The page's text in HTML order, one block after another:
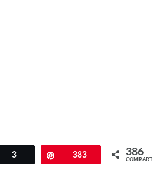
Twittear
3 Pin383 386
COMPARTIR